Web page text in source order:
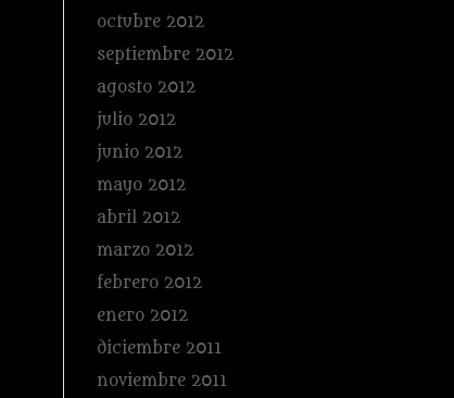
octubre 2012
septiembre 2012
agosto 2012
julio 2012
junio 2012
mayo 2012
abril 2012
marzo 2012
febrero 2012
enero 2012
diciembre 2011
noviembre 2011